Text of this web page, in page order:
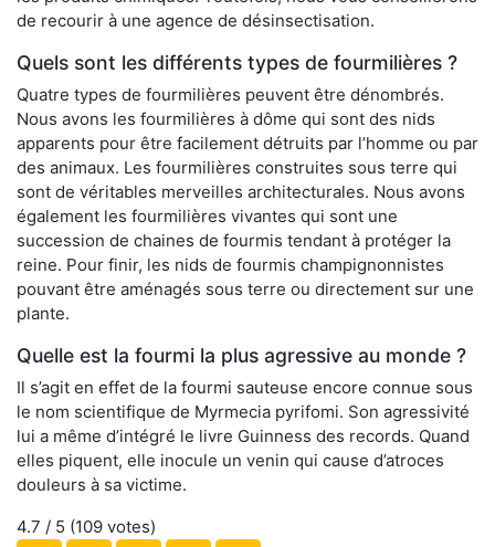
de recourir à une agence de désinsectisation.
Quels sont les différents types de fourmilières ?
Quatre types de fourmilières peuvent être dénombrés.
Nous avons les fourmilières à dôme qui sont des nids
apparents pour être facilement détruits par l’homme ou par
des animaux. Les fourmilières construites sous terre qui
sont de véritables merveilles architecturales. Nous avons
également les fourmilières vivantes qui sont une
succession de chaines de fourmis tendant à protéger la
reine. Pour finir, les nids de fourmis champignonnistes
pouvant être aménagés sous terre ou directement sur une
plante.
Quelle est la fourmi la plus agressive au monde ?
Il s’agit en effet de la fourmi sauteuse encore connue sous
le nom scientifique de Myrmecia pyrifomi. Son agressivité
lui a même d’intégré le livre Guinness des records. Quand
elles piquent, elle inocule un venin qui cause d’atroces
douleurs à sa victime.
4.7 / 5 (109 votes)